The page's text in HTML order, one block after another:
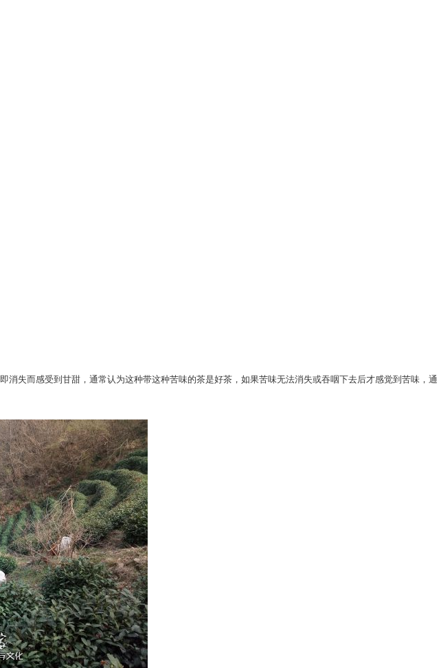
失而感受到甘甜，通常认为这种带这种苦味的茶是好茶，如果苦味无法消失或吞咽下去后才感觉到苦味，通